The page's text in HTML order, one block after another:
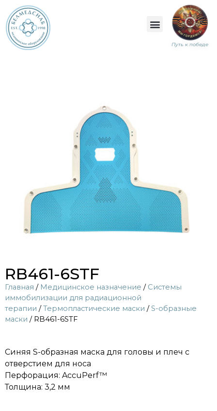
Путь к победе
RB461-6STF
Главная / Медицинское назначение / Системы
иммобилизации для радиационной
терапии / Термопластические маски / S-образные
маски / RB461-6STF
Синяя S-образная маска для головы и плеч с
отверстием для носа
Перфорация: AccuPerf™
Толщина: 3,2 мм